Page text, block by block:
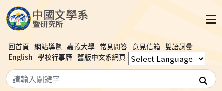
回首頁 網站導覽 嘉義大學 常見問答 意見信箱 雙語詞彙
English 學校行事曆 舊版中文系網頁
搜尋